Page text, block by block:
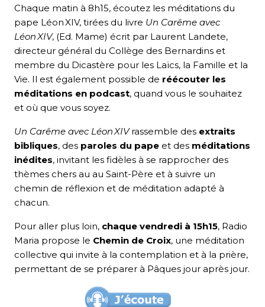
Chaque matin à 8h15, écoutez les méditations du
pape Léon XIV, tirées du livre Un Carême avec
Léon XIV, (Ed. Mame) écrit par Laurent Landete,
directeur général du Collège des Bernardins et
membre du Dicastère pour les Laïcs, la Famille et la
Vie. Il est également possible de réécouter les
méditations en podcast, quand vous le souhaitez
et où que vous soyez.
Un Carême avec Léon XIVrassemble des extraits
bibliques, des paroles du pape et des méditations
inédites, invitant les fidèles à se rapprocher des
thèmes chers au au Saint-Père et à suivre un
chemin de réflexion et de méditation adapté à
chacun.
Pour aller plus loin, chaque vendredi à 15h15, Radio
Maria propose le Chemin de Croix, une méditation
collective qui invite à la contemplation et à la prière,
permettant de se préparer à Pâques jour après jour.